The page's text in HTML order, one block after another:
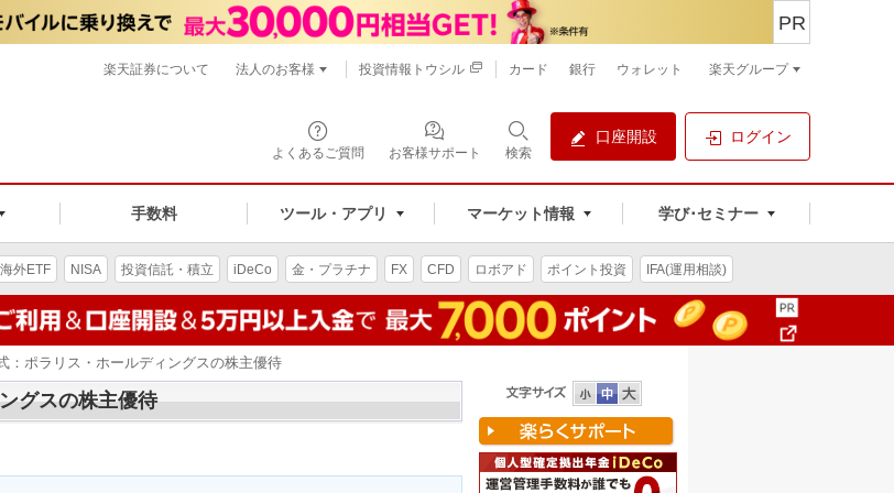
よくあるご質問 お客様サポート 検索
口座開設 ログイン
手数料 ツール・アプリ マーケット情報 学び･セミナー
PR
楽天証券について 法人のお客様 投資情報トウシル カード 銀行 ウォレット 楽天グループ
海外ETF NISA 投資信託・積立 iDeCo 金・プラチナ FX CFD ロボアド ポイント投資 IFA(運用相談)
：ポラリス・ホールディングスの株主優待
グスの株主優待